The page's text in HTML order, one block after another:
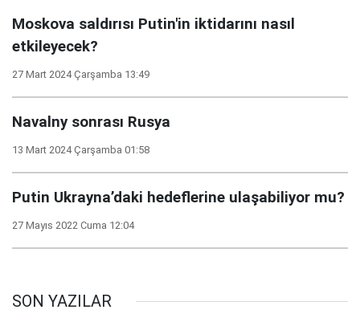
Moskova saldırısı Putin'in iktidarını nasıl
etkileyecek?
27 Mart 2024 Çarşamba 13:49
Navalny sonrası Rusya
13 Mart 2024 Çarşamba 01:58
Putin Ukrayna’daki hedeflerine ulaşabiliyor mu?
27 Mayıs 2022 Cuma 12:04
SON YAZILAR